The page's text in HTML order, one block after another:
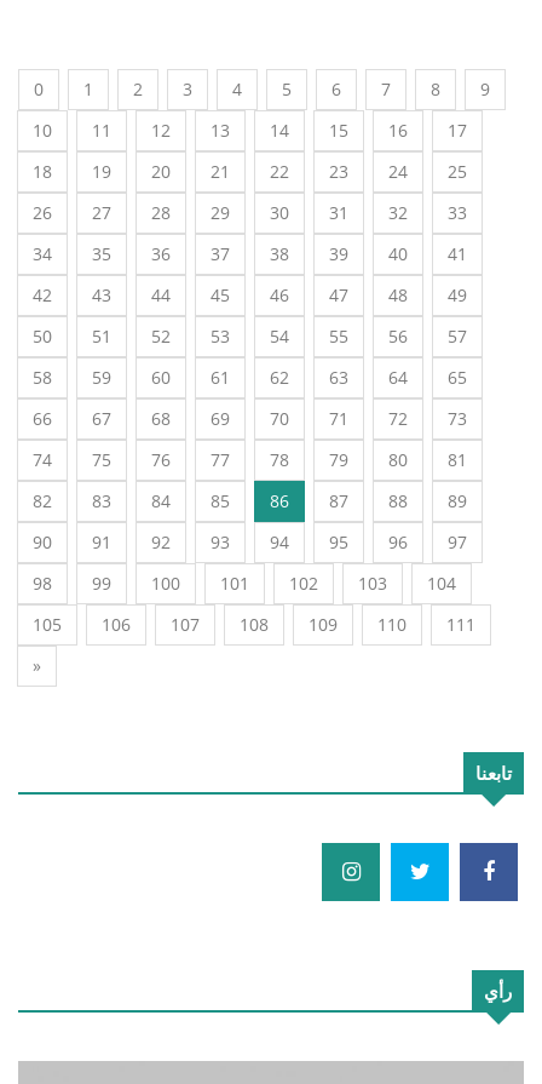
0 1 2 3 4 5 6 7 8
9
10
11 12 13 14 15 16
17
18
19 20 21 22 23 24
25
26
27 28 29 30 31 32
33
34
35 36 37 38 39 40
41
42
43 44 45 46 47 48
49
50
51 52 53 54 55 56
57
58
59 60 61 62 63 64
65
66
67 68 69 70 71 72
73
74
75 76 77 78 79 80
81
82
83 84 85 86 87 88
89
90
91 92 93 94 95 96
97
98
99 100 101 102 103
104
105
106 107 108 109 110
111
»
تابعنا
رأي